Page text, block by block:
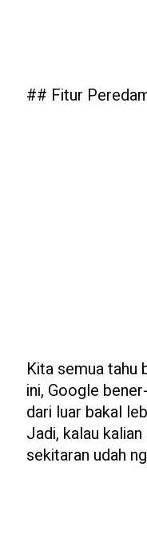
## Fitur
Kita semua tahu
ini, Google
dari luar bakal
Jadi, kalau
sekitaran udah